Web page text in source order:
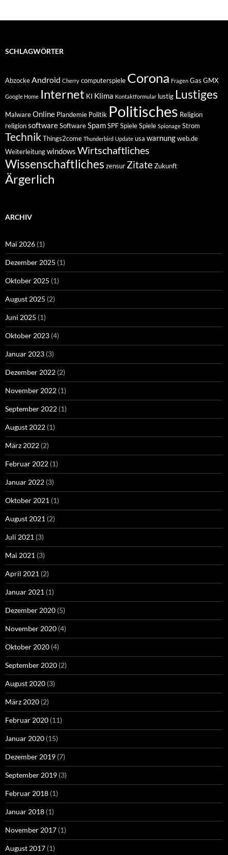
SCHLAGWÖRTER
AbzockeAndroid Cherry computerspiele Corona Fragen Gas GMX
Google Home Internet KI Klima Kontaktformular lustig Lustiges
MalwareOnline Plandemie Politik Politisches Religion
religionsoftwareSoftwareSpamSPFSpieleSpiele Spionage Strom
TechnikThings2come Thunderbird Update usa warnungweb.de
Weiterleitungwindows Wirtschaftliches
Wissenschaftliches zensur ZitateZukunft
Ärgerlich
ARCHIV
Mai 2026 (1)
Dezember 2025 (1)
Oktober 2025 (1)
August 2025 (2)
Juni 2025 (1)
Oktober 2023 (4)
Januar 2023 (3)
Dezember 2022 (2)
November 2022 (1)
September 2022 (1)
August 2022 (1)
März 2022 (2)
Februar 2022 (1)
Januar 2022 (3)
Oktober 2021 (1)
August 2021 (2)
Juli 2021 (3)
Mai 2021 (3)
April 2021 (2)
Januar 2021 (1)
Dezember 2020 (5)
November 2020 (4)
Oktober 2020 (4)
September 2020 (2)
August 2020 (3)
März 2020 (2)
Februar 2020 (11)
Januar 2020 (15)
Dezember 2019 (7)
September 2019 (3)
Februar 2018 (1)
Januar 2018 (1)
November 2017 (1)
August 2017 (1)